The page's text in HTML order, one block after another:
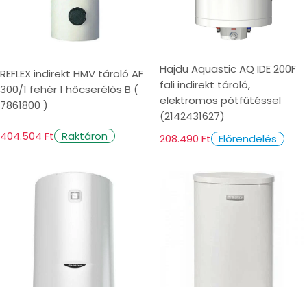
REFLEX indirekt HMV tároló AF
300/1 fehér 1 hőcserélős B (
7861800 )
404.504 Ft Raktáron
Hajdu Aquastic AQ IDE 200F
fali indirekt tároló,
elektromos pótfűtéssel
(2142431627)
208.490 Ft Előrendelés